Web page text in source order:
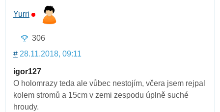
Yurri
306
# 28.11.2018, 09:11
igor127
O holomrazy teda ale vůbec nestojím, včera jsem rejpal
kolem stromů a 15cm v zemi zespodu úplně suché
hroudy.